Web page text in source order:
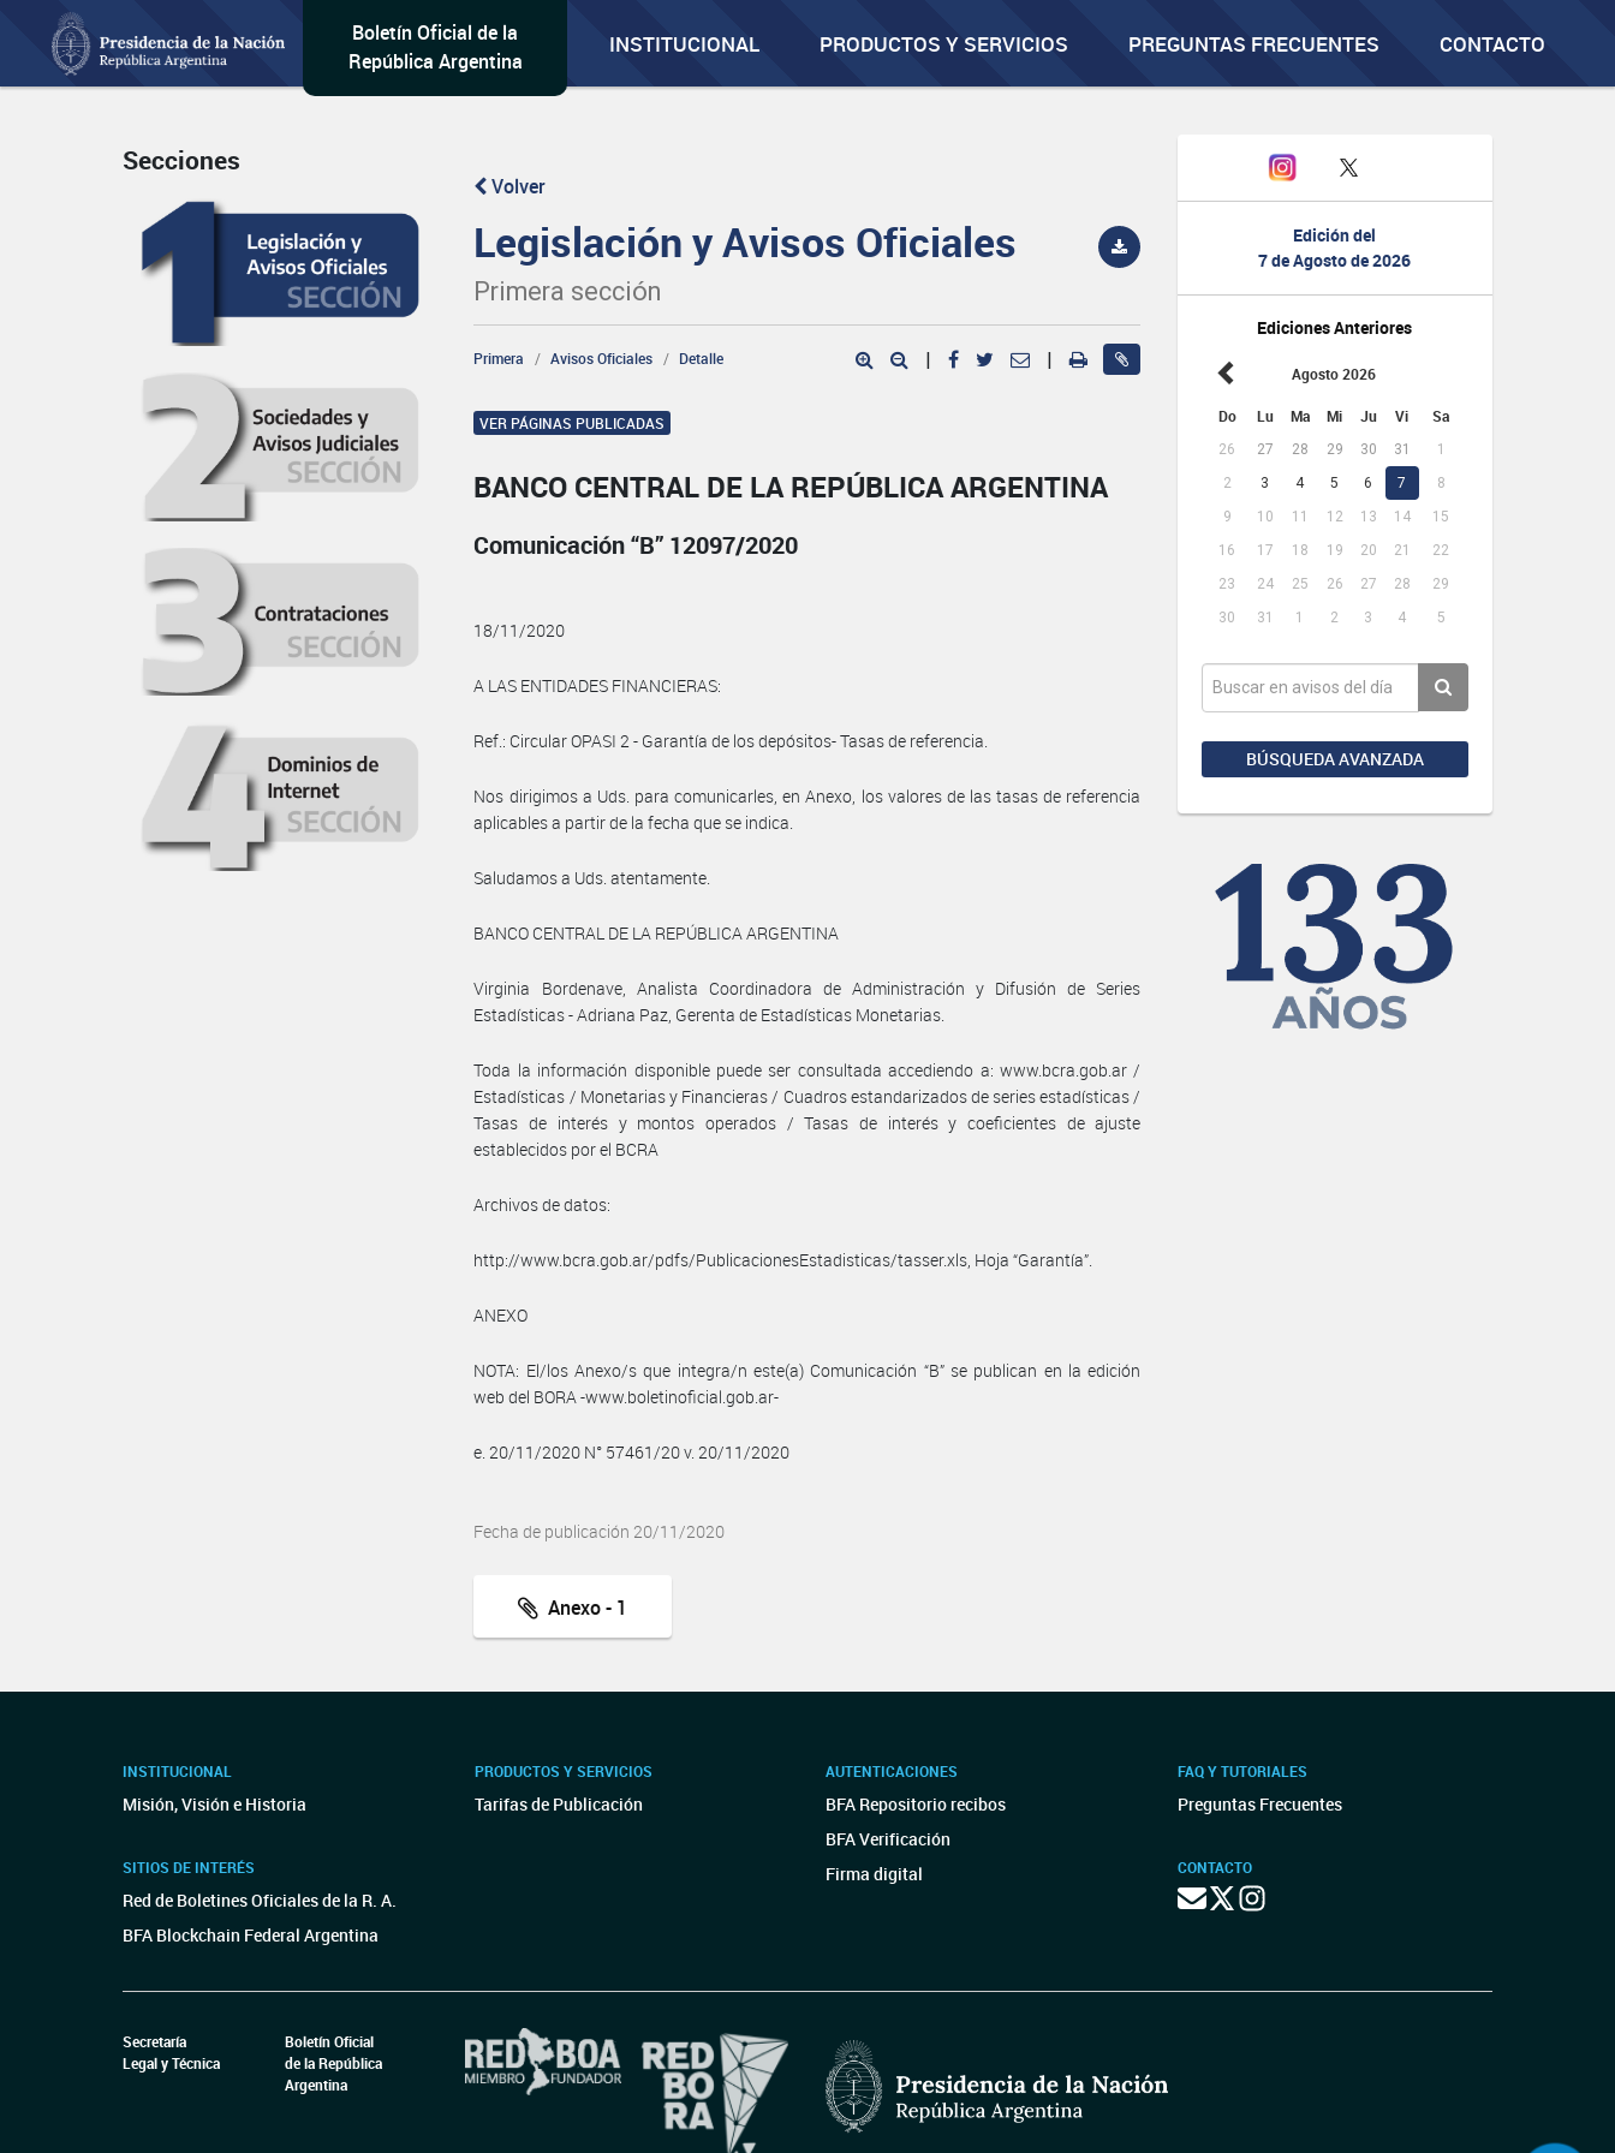
Boletín Oficial de la
República Argentina
INSTITUCIONAL PRODUCTOS Y SERVICIOS PREGUNTAS FRECUENTES CONTACTO
Edición del
7 de Agosto de 2026
Ediciones Anteriores
Agosto 2026
Do Lu Ma Mi Ju Vi Sa
26 27 28 29 30 31
1
2
3 4 5 6 7
8
9
10 11 12 13 14
15
16
17 18 19 20 21
22
23
24 25 26 27 28
29
30
31 1 2 3 4 5
BÚSQUEDA AVANZADA
Secciones
Volver
Legislación y Avisos Oficiales
Primera sección
Primera Avisos Oficiales Detalle | |
VER PÁGINAS PUBLICADAS
BANCO CENTRAL DE LA REPÚBLICA ARGENTINA
Comunicación “B” 12097/2020
18/11/2020
A LAS ENTIDADES FINANCIERAS:
Ref.: Circular OPASI 2 - Garantía de los depósitos- Tasas de referencia.
Nos dirigimos a Uds. para comunicarles, en Anexo, los valores de las tasas de referencia
aplicables a partir de la fecha que se indica.
Saludamos a Uds. atentamente.
BANCO CENTRAL DE LA REPÚBLICA ARGENTINA
Virginia Bordenave, Analista Coordinadora de Administración y Difusión de Series
Estadísticas - Adriana Paz, Gerenta de Estadísticas Monetarias.
Toda la información disponible puede ser consultada accediendo a: www.bcra.gob.ar /
Estadísticas / Monetarias y Financieras / Cuadros estandarizados de series estadísticas /
Tasas de interés y montos operados / Tasas de interés y coeficientes de ajuste
establecidos por el BCRA
Archivos de datos:
http://www.bcra.gob.ar/pdfs/PublicacionesEstadisticas/tasser.xls, Hoja “Garantía”.
ANEXO
NOTA: El/los Anexo/s que integra/n este(a) Comunicación “B” se publican en la edición
web del BORA -www.boletinoficial.gob.ar-
e. 20/11/2020 N° 57461/20 v. 20/11/2020
Fecha de publicación 20/11/2020
Anexo - 1
INSTITUCIONAL
Misión, Visión e Historia
SITIOS DE INTERÉS
Red de Boletines Oficiales de la R. A.
BFA Blockchain Federal Argentina
PRODUCTOS Y SERVICIOS
Tarifas de Publicación
AUTENTICACIONES
BFA Repositorio recibos
BFA Verificación
Firma digital
FAQ Y TUTORIALES
Preguntas Frecuentes
CONTACTO
Secretaría
Legal y Técnica
Boletín Oficial
de la República
Argentina